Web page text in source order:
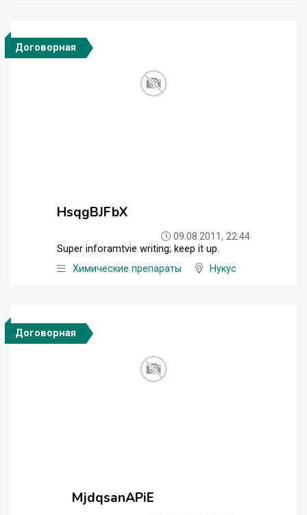
Договорная
HsqgBJFbX
09.08.2011, 22:44
Super inforamtvie writing; keep it up.
Химические препараты
Нукус
Договорная
MjdqsanAPiE